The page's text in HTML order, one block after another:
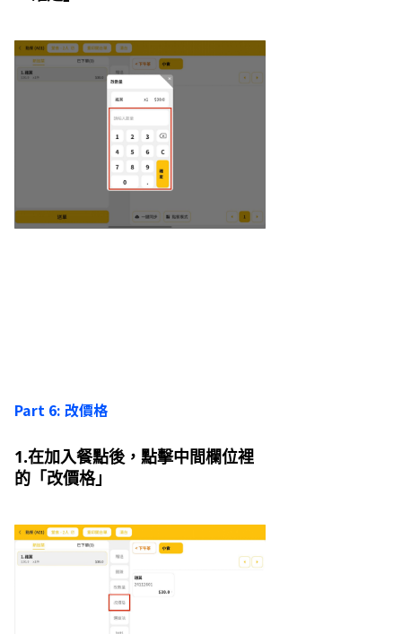
Part 6: 改價格
1.在加入餐點後，點擊中間欄位裡
的「改價格」